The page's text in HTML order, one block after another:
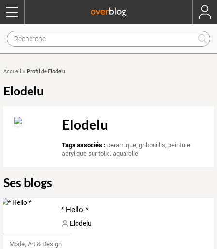
Accueil » Profil de Elodelu
Elodelu
Elodelu
Tags associés : ceramique,gribouillis, peinture
acrylique sur toile,aquarelle
Ses blogs
* Hello *
Elodelu
Mode, Art & Design